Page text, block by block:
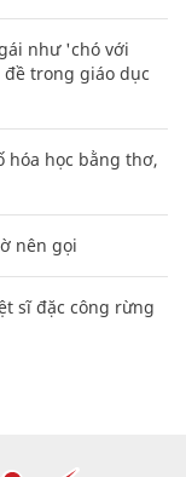
như 'chó với
trong giáo dục
hóa học bằng thơ,
nên gọi
sĩ đặc công rừng